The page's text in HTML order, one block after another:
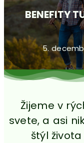
BENEFITY
5.
Žijeme v
svete, a asi
štýl